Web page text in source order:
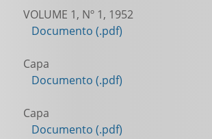
VOLUME 1, Nº 1, 1952
Documento (.pdf)
Capa
Documento (.pdf)
Capa
Documento (.pdf)